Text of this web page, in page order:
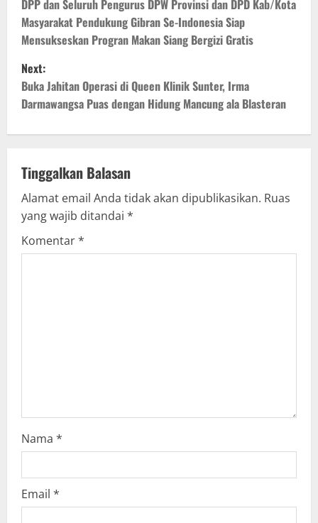
o
s
t
n
a
v
i
g
a
DPP dan Seluruh Pengurus DPW Provinsi dan DPD Kab/Kota
Masyarakat Pendukung Gibran Se-Indonesia Siap
Mensukseskan Progran Makan Siang Bergizi Gratis
Next:
Buka Jahitan Operasi di Queen Klinik Sunter, Irma
Darmawangsa Puas dengan Hidung Mancung ala Blasteran
Tinggalkan Balasan
Alamat email Anda tidak akan dipublikasikan. Ruas
yang wajib ditandai *
Komentar*
Nama *
Email *